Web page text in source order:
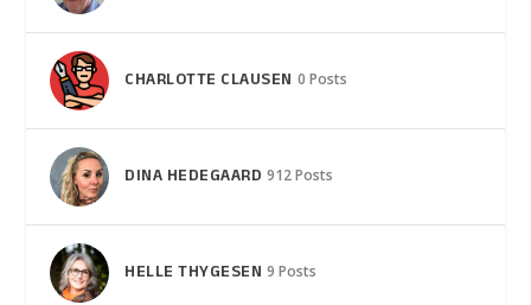
CHARLOTTE CLAUSEN 0 Posts
DINA HEDEGAARD 912 Posts
HELLE THYGESEN 9 Posts